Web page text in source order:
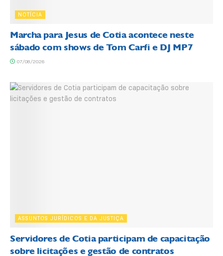
NOTÍCIA
Marcha para Jesus de Cotia acontece neste
sábado com shows de Tom Carfi e DJ MP7
07/08/2026
ASSUNTOS JURÍDICOS E DA JUSTIÇA
Servidores de Cotia participam de capacitação
sobre licitações e gestão de contratos